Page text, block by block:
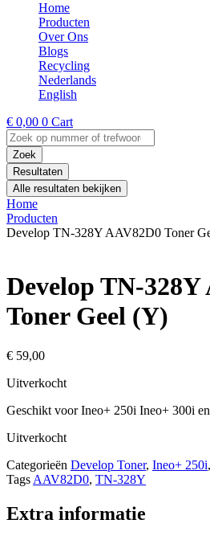
Home
Producten
Over Ons
Blogs
Recycling
Nederlands
English
€ 0,00 0 Cart
Search
...Zoek
Resultaten
Alle resultaten bekijken
Home
Producten
Develop TN-328Y AAV82D0 Toner
Develop TN-328Y
Toner Geel (Y)
€ 59,00
Uitverkocht
Geschikt voor Ineo+ 250i Ineo+ 300i
Uitverkocht
Categorieën Develop Toner, Ineo+ 250i,
Tags AAV82D0, TN-328Y
Extra informatie